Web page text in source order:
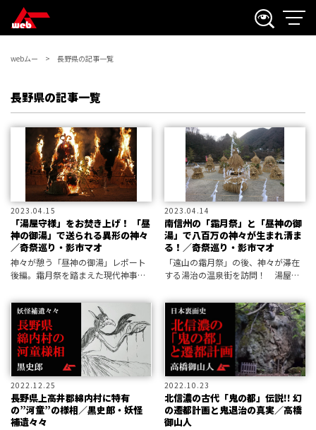
webムー 長野県の記事一覧
長野県の記事一覧
2023.04.15
「湯屋守様」をお焚き上げ！ 「昼
神の御湯」で送られる異形の神々
／奇祭巡り・影市マオ
神々が憩う「昼神の御湯」レポート
後編。霜月祭を踏まえた現代神事
クライマックスを迎える。
2023.04.14
南信州の「霜月祭」と「昼神の御
湯」で八百万の神々が生まれ清ま
る！／奇祭巡り・影市マオ
「遠山の霜月祭」の後、神々が滞在
する湯治の温泉街を訪問！ 湯屋守
った。
2022.12.25
長野県上高井郡綿内村に特有
の”河童”の様相／黒史郎・妖怪
補遺々々
2022.10.23
北信濃の古代「鬼の都」伝説!! 幻
の遷都計画と鬼退治の真実／高橋
御山人